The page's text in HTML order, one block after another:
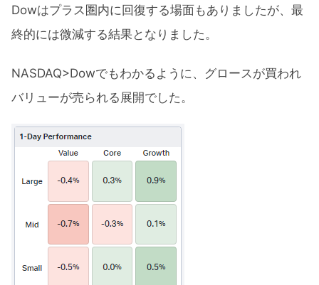
Dowはプラス圏内に回復する場面もありましたが、最
終的には微減する結果となりました。
NASDAQ>Dowでもわかるように、グロースが買われ
バリューが売られる展開でした。